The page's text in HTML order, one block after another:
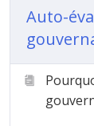
Pas de
groupes. Ici,
Les bons
bord…)
Les bons
Auto-